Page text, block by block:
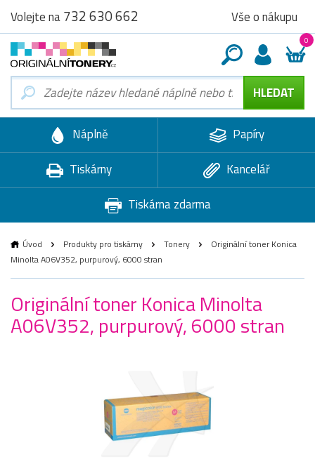
Volejte na732 630 662 Vše o nákupu
0
Náplně
Papíry
Tiskárny
Kancelář
Tiskárna zdarma
Úvod Produkty pro tiskárny Tonery
Originální toner Konica
Minolta A06V352, purpurový, 6000 stran
Originální toner Konica Minolta
A06V352, purpurový, 6000 stran